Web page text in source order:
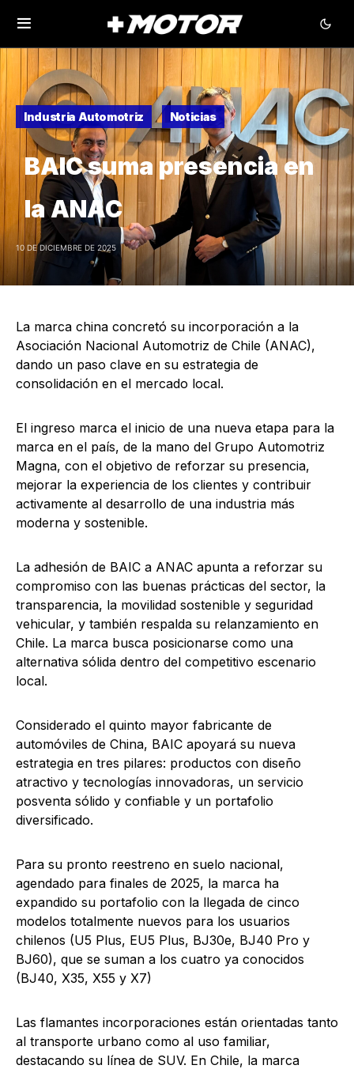
Industria Automotriz Noticias
BAIC suma presencia en
la ANAC
10 DE DICIEMBRE DE 2025
La marca china concretó su incorporación a la
Asociación Nacional Automotriz de Chile (ANAC),
dando un paso clave en su estrategia de
consolidación en el mercado local.
El ingreso marca el inicio de una nueva etapa para la
marca en el país, de la mano del Grupo Automotriz
Magna, con el objetivo de reforzar su presencia,
mejorar la experiencia de los clientes y contribuir
activamente al desarrollo de una industria más
moderna y sostenible.
La adhesión de BAIC a ANAC apunta a reforzar su
compromiso con las buenas prácticas del sector, la
transparencia, la movilidad sostenible y seguridad
vehicular, y también respalda su relanzamiento en
Chile. La marca busca posicionarse como una
alternativa sólida dentro del competitivo escenario
local.
Considerado el quinto mayor fabricante de
automóviles de China, BAIC apoyará su nueva
estrategia en tres pilares: productos con diseño
atractivo y tecnologías innovadoras, un servicio
posventa sólido y confiable y un portafolio
diversificado.
Para su pronto reestreno en suelo nacional,
agendado para finales de 2025, la marca ha
expandido su portafolio con la llegada de cinco
modelos totalmente nuevos para los usuarios
chilenos (U5 Plus, EU5 Plus, BJ30e, BJ40 Pro y
BJ60), que se suman a los cuatro ya conocidos
(BJ40, X35, X55 y X7)
Las flamantes incorporaciones están orientadas tanto
al transporte urbano como al uso familiar,
destacando su línea de SUV. En Chile, la marca